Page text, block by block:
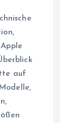
auf